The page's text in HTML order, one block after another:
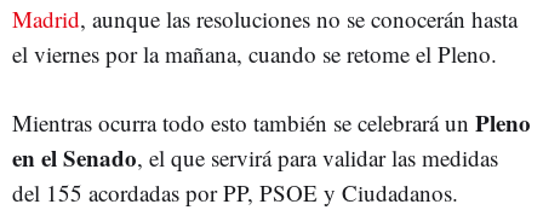
Madrid, aunque las resoluciones no se conocerán hasta
el viernes por la mañana, cuando se retome el Pleno.
Mientras ocurra todo esto también se celebrará un Pleno
en el Senado, el que servirá para validar las medidas
del 155 acordadas por PP, PSOE y Ciudadanos.